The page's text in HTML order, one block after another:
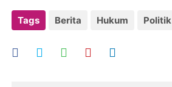
Tags Berita Hukum Politik